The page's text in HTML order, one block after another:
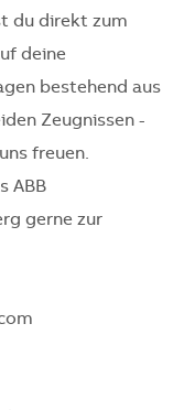
du direkt zum
deine
bestehend aus
Zeugnissen -
freuen.
ABB
gerne zur